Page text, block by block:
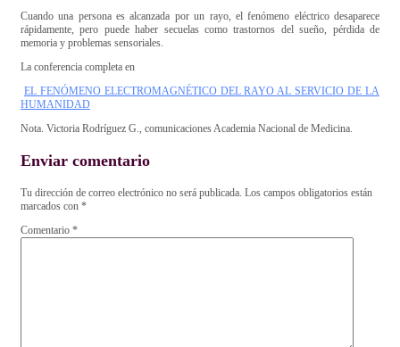
Cuando una persona es alcanzada por un rayo, el fenómeno eléctrico desaparece
rápidamente, pero puede haber secuelas como trastornos del sueño, pérdida de
memoria y problemas sensoriales.
La conferencia completa en
EL FENÓMENO ELECTROMAGNÉTICO DEL RAYO AL SERVICIO DE LA
HUMANIDAD
Nota. Victoria Rodríguez G., comunicaciones Academia Nacional de Medicina.
Enviar comentario
Tu dirección de correo electrónico no será publicada. Los campos obligatorios están
marcados con *
Comentario *